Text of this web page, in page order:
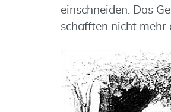
einschneiden. Das
schafften nicht mehr